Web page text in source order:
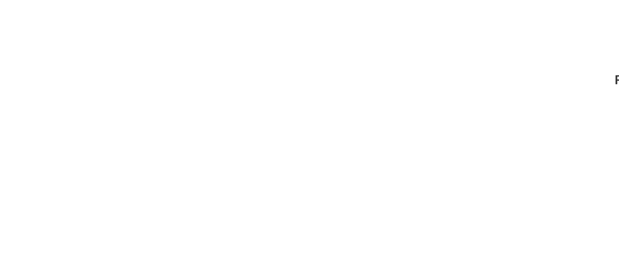
לא רלוונטיות לבדיקת המגנזיום כי הן בודקות רק את התאים מבחוץ ולא
כאשר הן קורות.. 😔